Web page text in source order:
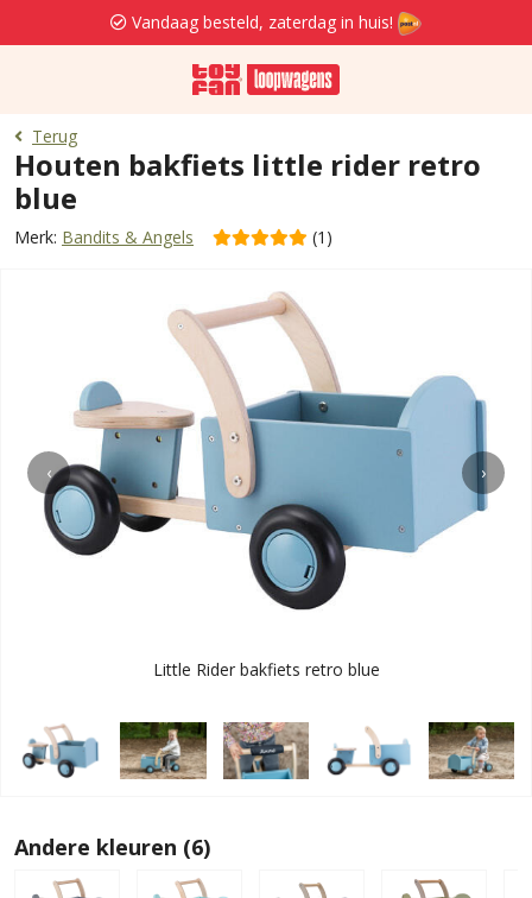
Vandaag besteld, zaterdag in huis!
Terug
Houten bakfiets little rider retro
blue
Merk: Bandits & Angels (1)
‹ ›
Little Rider bakfiets retro blue
Andere kleuren (6)